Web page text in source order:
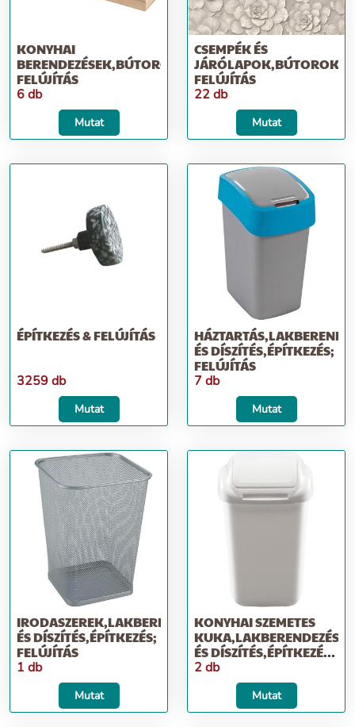
KONYHAI
BERENDEZÉSEK,BÚTOROK,ÉPÍTKEZÉS;
FELÚJÍTÁS
6 db
Mutat
CSEMPÉK ÉS
FELÚJÍTÁS
22 db
Mutat
ÉPÍTKEZÉS & FELÚJÍTÁS
3259 db
Mutat
ÉS DÍSZÍTÉS,ÉPÍTKEZÉS;
FELÚJÍTÁS
7 db
Mutat
IRODASZEREK,LAKBERENDEZÉS
ÉS DÍSZÍTÉS,ÉPÍTKEZÉS;
FELÚJÍTÁS
1 db
Mutat
KONYHAI SZEMETES
KUKA,LAKBERENDEZÉS
ÉS DÍSZÍTÉS,ÉPÍTKEZÉS;
FELÚJÍTÁS
2 db
Mutat